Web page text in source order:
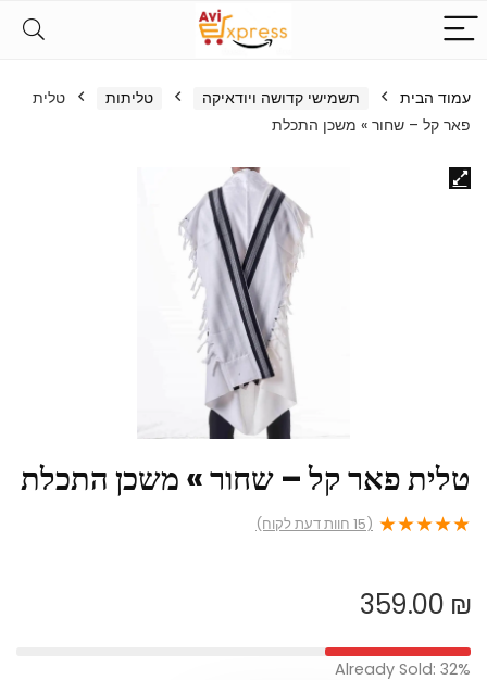
עמוד הבית תשמישי קדושה ויודאיקה טליתות
טלית
פאר קל – שחור » משכן התכלת
טלית פאר קל – שחור » משכן התכלת
★
★
★
★
★
(
15 חוות דעת לקוח)
359.00 ₪
Already Sold: 32%